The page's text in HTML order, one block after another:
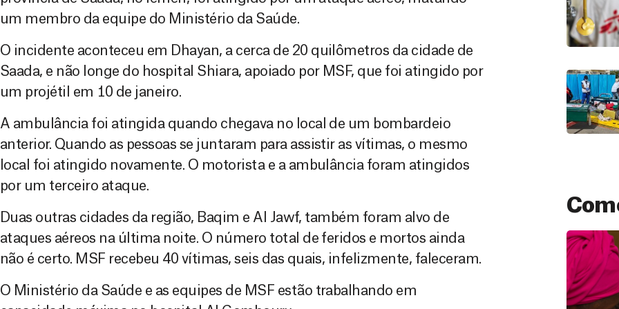
um membro da equipe do Ministério da Saúde.
O incidente aconteceu em Dhayan, a cerca de 20 quilômetros da cidade de
Saada, e não longe do hospital Shiara, apoiado por MSF, que foi atingido por
um projétil em 10 de janeiro.
A ambulância foi atingida quando chegava no local de um bombardeio
anterior. Quando as pessoas se juntaram para assistir as vítimas, o mesmo
local foi atingido novamente. O motorista e a ambulância foram atingidos
por um terceiro ataque.
Duas outras cidades da região, Baqim e Al Jawf, também foram alvo de
ataques aéreos na última noite. O número total de feridos e mortos ainda
não é certo. MSF recebeu 40 vítimas, seis das quais, infelizmente, faleceram.
O Ministério da Saúde e as equipes de MSF estão trabalhando em